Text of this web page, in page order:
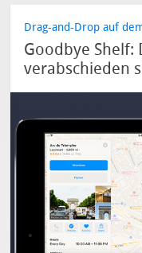
Drag-and-Drop auf
Goodbye Shelf:
verabschieden